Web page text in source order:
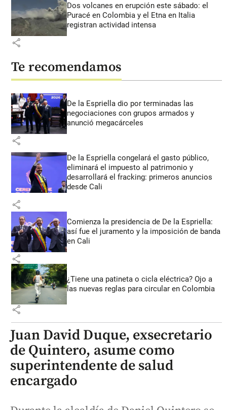
Dos volcanes en erupción este sábado: el
Puracé en Colombia y el Etna en Italia
registran actividad intensa
share
Te recomendamos
De la Espriella dio por terminadas las
negociaciones con grupos armados y
anunció megacárceles
share
De la Espriella congelará el gasto público,
eliminará el impuesto al patrimonio y
desarrollará el fracking: primeros anuncios
desde Cali
share
Comienza la presidencia de De la Espriella:
así fue el juramento y la imposición de banda
en Cali
share
¿Tiene una patineta o cicla eléctrica? Ojo a
las nuevas reglas para circular en Colombia
share
Juan David Duque, exsecretario
de Quintero, asume como
superintendente de salud
encargado